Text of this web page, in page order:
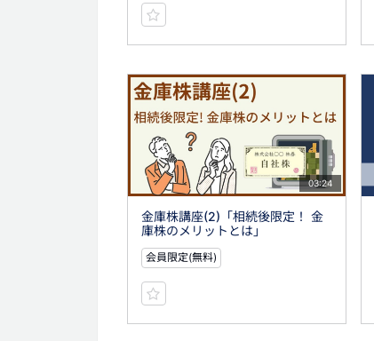
03:24
金庫株講座(2)「相続後限定！ 金
庫株のメリットとは」
会員限定(無料)